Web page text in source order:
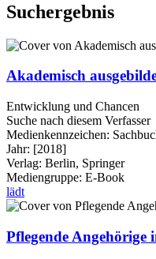
Suchergebnis
Akademisch
Entwicklung und Chancen
Suche nach diesem Verfasser
Medienkennzeichen:
Jahr: [2018]
Verlag: Berlin, Springer
Mediengruppe: E-Book
lädt
Pflegende